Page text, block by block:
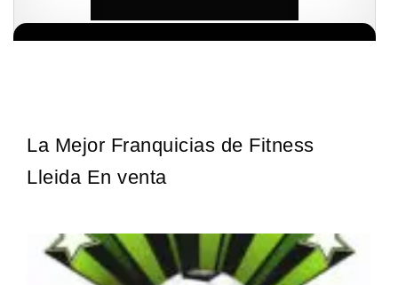
La Mejor Franquicias de Fitness
Lleida En venta